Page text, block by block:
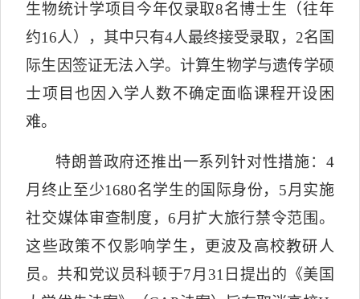
生物统计学项目今年仅录取8名博士生（往年
约16人），其中只有4人最终接受录取， 2名国
际生因签证无法入学。计算生物学与遗传学硕
士项目也因入学人数不确定面临课程开设困
难。
特朗普政府还推出一系列针对性措施： 4
月终止至少1680名学生的国际身份， 5月实施
社交媒体审查制度，6月扩大旅行禁令范围。
这些政策不仅影响学生，更波及高校教研人
员。共和党议员科顿于7月 31 日提出的《美国